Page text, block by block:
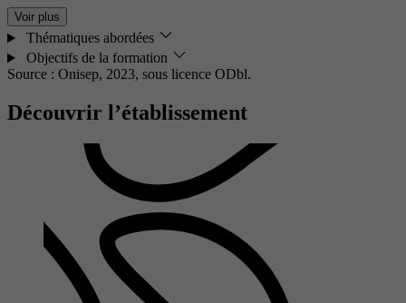
Voir plus
Thématiques abordées
Objectifs de la formation
Source : Onisep, 2023, sous licence ODbl.
Découvrir l’établissement